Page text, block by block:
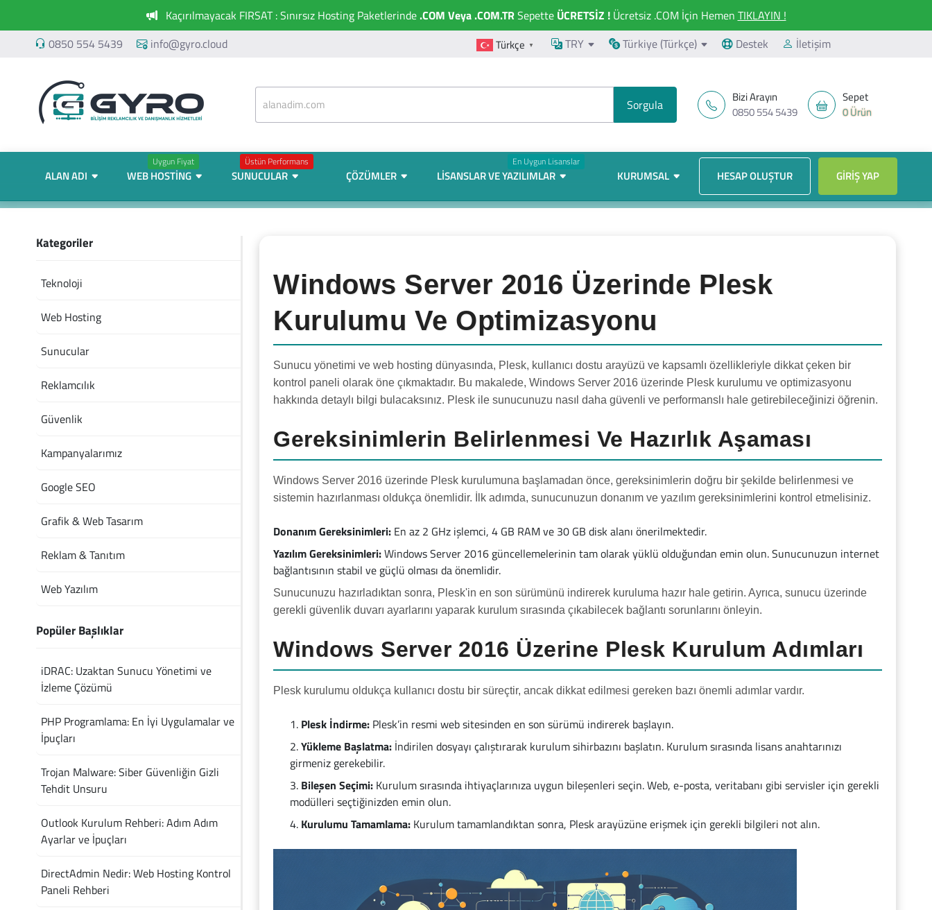
Kaçırılmayacak FIRSAT : Sınırsız Hosting Paketlerinde .COM Veya .COM.TRSepette ÜCRETSİZ !Ücretsiz .COM İçin Hemen TIKLAYIN !
0850 554 5439
info@gyro.cloud Türkçe ▼ TRY Türkiye (Türkçe) Destek İletişim
Bizi Arayın
0850 554 5439
Sepet
0 Ürün
ALAN ADI
Uygun Fiyat
WEB HOSTING
Üstün Performans
SUNUCULAR ÇÖZÜMLER
En Uygun Lisanslar
LISANSLAR VE YAZILIMLAR KURUMSAL HESAP OLUŞTUR GIRIŞ YAP
Windows Server 2016 Üzerinde Plesk
Kurulumu Ve Optimizasyonu
Sunucu yönetimi ve web hosting dünyasında, Plesk, kullanıcı dostu arayüzü ve kapsamlı özellikleriyle dikkat çeken bir
kontrol paneli olarak öne çıkmaktadır. Bu makalede, Windows Server 2016 üzerinde Plesk kurulumu ve optimizasyonu
hakkında detaylı bilgi bulacaksınız. Plesk ile sunucunuzu nasıl daha güvenli ve performanslı hale getirebileceğinizi öğrenin.
Gereksinimlerin Belirlenmesi Ve Hazırlık Aşaması
Windows Server 2016 üzerinde Plesk kurulumuna başlamadan önce, gereksinimlerin doğru bir şekilde belirlenmesi ve
sistemin hazırlanması oldukça önemlidir. İlk adımda, sunucunuzun donanım ve yazılım gereksinimlerini kontrol etmelisiniz.
Donanım Gereksinimleri: En az 2 GHz işlemci, 4 GB RAM ve 30 GB disk alanı önerilmektedir.
Yazılım Gereksinimleri:Windows Server 2016 güncellemelerinin tam olarak yüklü olduğundan emin olun. Sunucunuzun internet
bağlantısının stabil ve güçlü olması da önemlidir.
Sunucunuzu hazırladıktan sonra, Plesk'in en son sürümünü indirerek kuruluma hazır hale getirin. Ayrıca, sunucu üzerinde
gerekli güvenlik duvarı ayarlarını yaparak kurulum sırasında çıkabilecek bağlantı sorunlarını önleyin.
Windows Server 2016 Üzerine Plesk Kurulum Adımları
Plesk kurulumu oldukça kullanıcı dostu bir süreçtir, ancak dikkat edilmesi gereken bazı önemli adımlar vardır.
Plesk İndirme: Plesk’in resmi web sitesinden en son sürümü indirerek başlayın.
Yükleme Başlatma: İndirilen dosyayı çalıştırarak kurulum sihirbazını başlatın. Kurulum sırasında lisans anahtarınızı
girmeniz gerekebilir.
Bileşen Seçimi: Kurulum sırasında ihtiyaçlarınıza uygun bileşenleri seçin. Web, e-posta, veritabanı gibi servisler için gerekli
modülleri seçtiğinizden emin olun.
Kurulumu Tamamlama: Kurulum tamamlandıktan sonra, Plesk arayüzüne erişmek için gerekli bilgileri not alın.
Kategoriler
Teknoloji
Web Hosting
Sunucular
Reklamcılık
Güvenlik
Kampanyalarımız
Google SEO
Grafik & Web Tasarım
Reklam & Tanıtım
Web Yazılım
Popüler Başlıklar
iDRAC: Uzaktan Sunucu Yönetimi ve
İzleme Çözümü
PHP Programlama: En İyi Uygulamalar ve
İpuçları
Trojan Malware: Siber Güvenliğin Gizli
Tehdit Unsuru
Outlook Kurulum Rehberi: Adım Adım
Ayarlar ve İpuçları
DirectAdmin Nedir: Web Hosting Kontrol
Paneli Rehberi